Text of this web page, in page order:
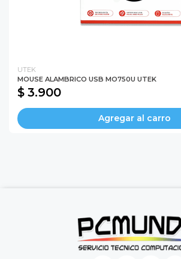
UTEK
MOUSE ALAMBRICO USB MO750U UTEK
$ 3.900
Agregar al carro